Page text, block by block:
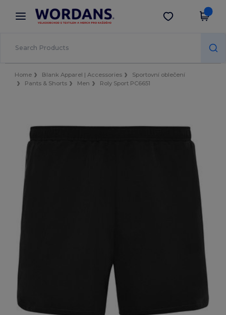
× Aplikace Wordans
Lepší ceny v aplikaci!
Stáhnout app
Home Blank Apparel | Accessories
Sportovní oblečení
Pants & Shorts
Men Roly Sport PC6651